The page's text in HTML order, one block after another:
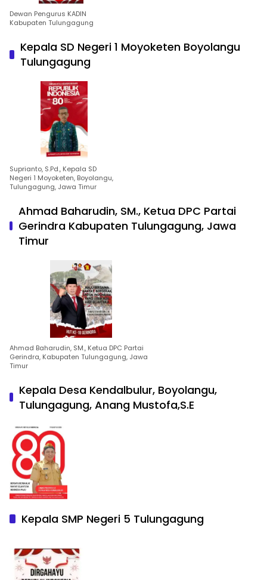
Dewan Pengurus KADIN
Kabupaten Tulungagung
Kepala SD Negeri 1 Moyoketen Boyolangu
Tulungagung
Suprianto, S.Pd., Kepala SD
Negeri 1 Moyoketen, Boyolangu,
Tulungagung, Jawa Timur
Ahmad Baharudin, SM., Ketua DPC Partai
Gerindra Kabupaten Tulungagung, Jawa
Timur
Ahmad Baharudin, SM., Ketua DPC Partai
Gerindra, Kabupaten Tulungagung, Jawa
Timur
Kepala Desa Kendalbulur, Boyolangu,
Tulungagung, Anang Mustofa,S.E
Kepala SMP Negeri 5 Tulungagung